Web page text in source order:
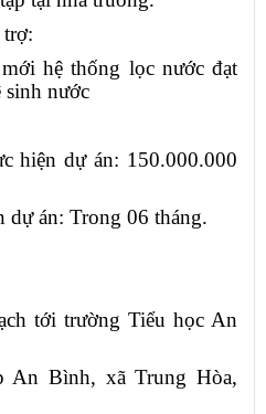
hệ thống lọc nước đạt
sinh nước
hiện dự án: 150.000.000
dự án: Trong 06 tháng.
tới trường Tiểu học An
An Bình, xã Trung Hòa,